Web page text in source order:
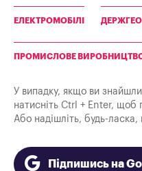
ЕЛЕКТРОМОБІЛІ
ПРОМИСЛОВЕ
У випадку, якщо ви знайшли
натисніть Ctrl + Enter, щоб
Або надішліть, будь-
Підпишись на